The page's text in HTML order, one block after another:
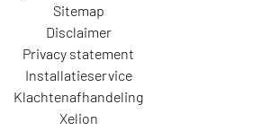
Sitemap
Disclaimer
Privacy statement
Installatieservice
Klachtenafhandeling
Xelion